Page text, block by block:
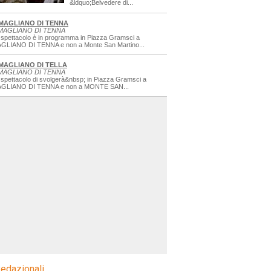
&ldquo;Belvedere di...
DI TENNA
DI TENNA
spettacolo è in programma in Piazza Gramsci a
DI TENNA e non a Monte San Martino...
DI TELLA
DI TENNA
spettacolo di svolgerà&nbsp; in Piazza Gramsci a
DI TENNA e non a MONTE SAN...